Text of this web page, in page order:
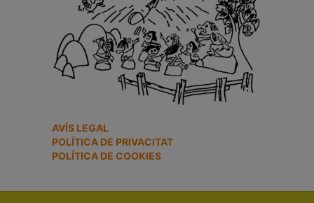
AVÍS LEGAL
POLÍTICA DE PRIVACITAT
POLÍTICA DE COOKIES